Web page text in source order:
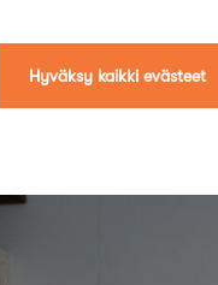
Hyväksy kaikki evästeet